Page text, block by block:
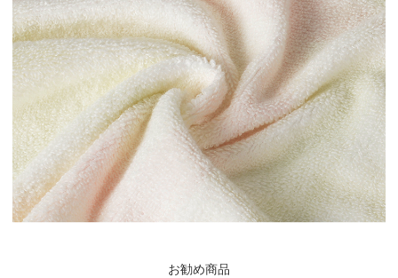
お勧め商品